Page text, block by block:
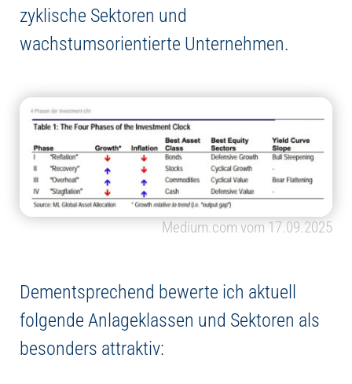
zyklische Sektoren und
wachstumsorientierte Unternehmen.
Medium.com vom 17.09.2025
Dementsprechend bewerte ich aktuell
folgende Anlageklassen und Sektoren als
besonders attraktiv: